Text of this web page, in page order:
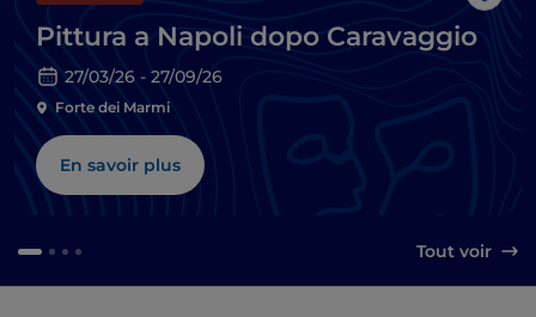
Pittura a Napoli dopo Caravaggio
27/03/26 - 27/09/26
Forte dei Marmi
En savoir plus
Tout voir